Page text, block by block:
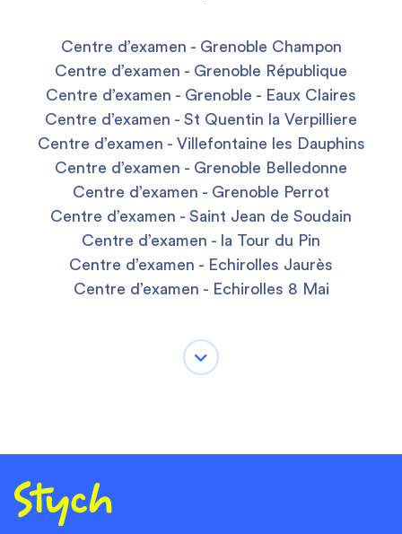
Centre d’examen - Grenoble Champon
Centre d’examen - Grenoble République
Centre d’examen - Grenoble - Eaux Claires
Centre d’examen - St Quentin la Verpilliere
Centre d’examen - Villefontaine les Dauphins
Centre d’examen - Grenoble Belledonne
Centre d’examen - Grenoble Perrot
Centre d’examen - Saint Jean de Soudain
Centre d’examen - la Tour du Pin
Centre d’examen - Echirolles Jaurès
Centre d’examen - Echirolles 8 Mai